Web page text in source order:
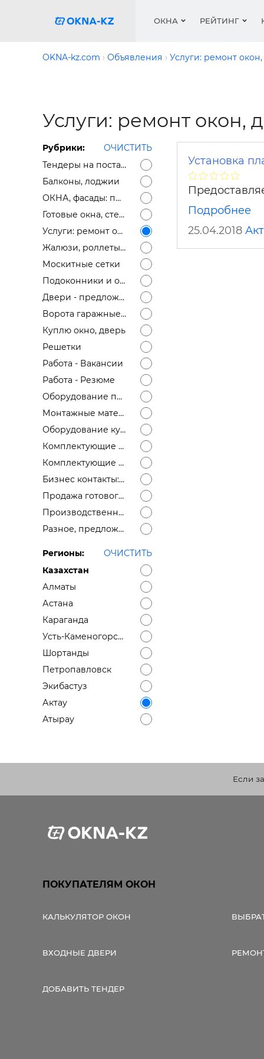
ОКНА РЕЙТИНГ
Услуги
Медиа
Ворота
Куплю
Работа
Двери
Сетки
Ворота
Жалюзи
OKNA-kz.com Объявления Услуги: ремонт
Услуги: ремонт окон,
Рубрики:
ОЧИСТИТЬ
Тендеры на поставку окон, фасадов
Балконы, лоджии
ОКНА, фасады: предложение
Готовые окна, стеклопакеты, подоконники (остатки)
Услуги: ремонт окон, доставка окон, откосы
Жалюзи, роллеты, маркизы
Москитные сетки
Подоконники и отливы
Двери - предложение
Ворота гаражные, откатные, распашные
Куплю окно, дверь
Решетки
Работа - Вакансии
Работа - Резюме
Оборудование продам
Монтажные материалы
Оборудование куплю
Комплектующие для окон, дверей - предложение
Комплектующие для окон, дверей - спрос
Бизнес контакты: ищу дилера, ищем постоянного поставщика окон
Продажа готового бизнеса
Производственные площади, офисы
Разное, предложение, спрос
Регионы:
ОЧИСТИТЬ
Казахстан
Алматы
Астана
Караганда
Усть-Каменогорск ВКО
Шортанды
Петропавловск
Экибастуз
Актау
Атырау
Установка
Подробнее
25.04.2018
Если
ПОКУПАТЕЛЯМ ОКОН
КАЛЬКУЛЯТОР ОКОН
ВХОДНЫЕ ДВЕРИ
ДОБАВИТЬ ТЕНДЕР